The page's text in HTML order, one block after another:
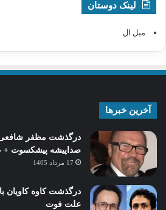
لینک دوستان
مبل ال
آخرین خبرها
درگذشت مظفر شافعی
صداپیشه پیشکسوت
17 مرداد 1405
درگذشت کاوه کاویان
علت فوت